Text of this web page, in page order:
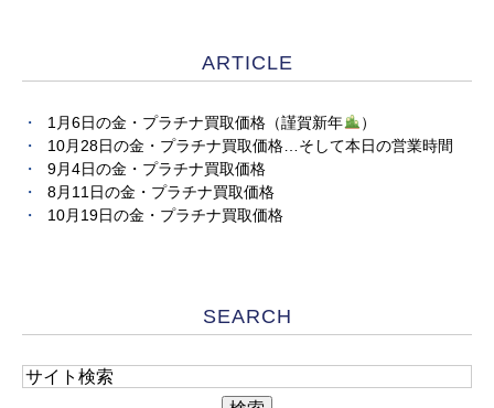
ARTICLE
1月6日の金・プラチナ買取価格（謹賀新年
）
10月28日の金・プラチナ買取価格…そして本日の営業時間
9月4日の金・プラチナ買取価格
8月11日の金・プラチナ買取価格
10月19日の金・プラチナ買取価格
SEARCH